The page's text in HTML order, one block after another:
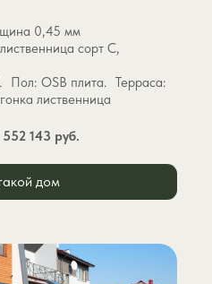
143 руб.
0,45 мм
сорт С,
Пол: OSB плита. Терраса:
лиственница
дом